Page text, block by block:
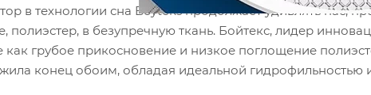
в технологии сна Boyteks продолжает удивлять нас,
полиэстер, в безупречную ткань. Бойтекс, лидер
как грубое прикосновение и низкое поглощение
конец обоим, обладая идеальной гидрофильностью